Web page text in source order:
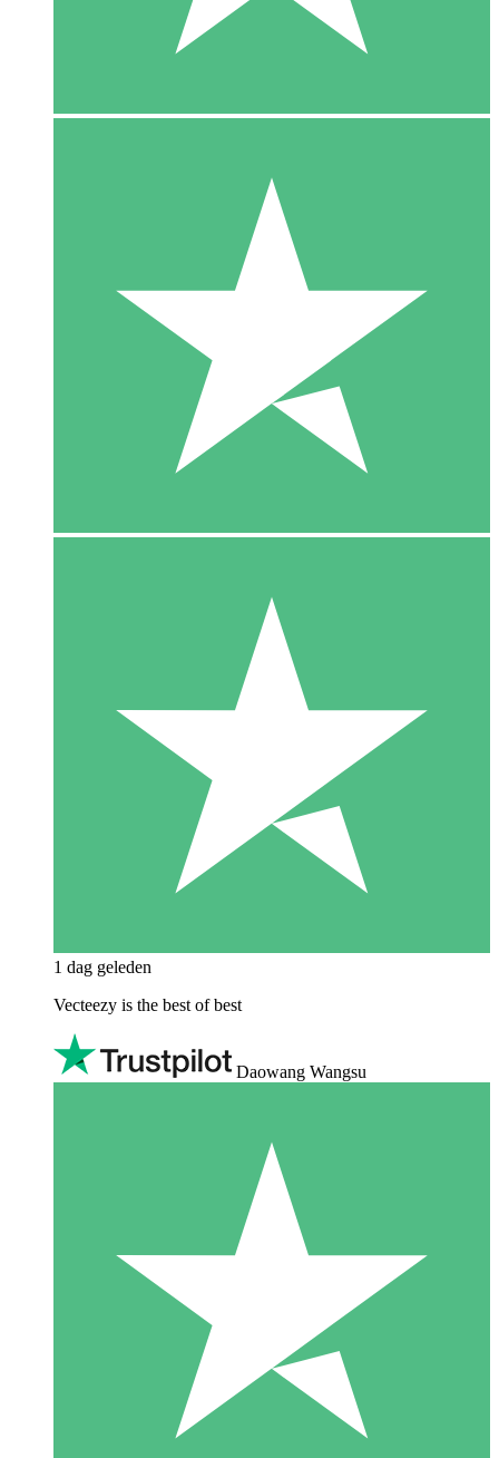
1 dag geleden
Vecteezy is the best of best
Daowang Wangsu